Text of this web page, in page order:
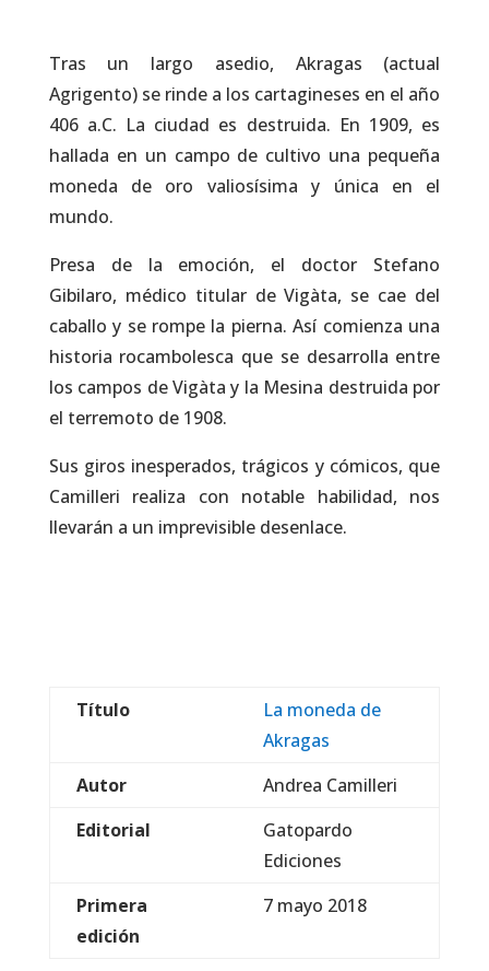
Tras un largo asedio, Akragas (actual
Agrigento) se rinde a los cartagineses en el año
406 a.C. La ciudad es destruida. En 1909, es
hallada en un campo de cultivo una pequeña
moneda de oro valiosísima y única en el
mundo.
Presa de la emoción, el doctor Stefano
Gibilaro, médico titular de Vigàta, se cae del
caballo y se rompe la pierna. Así comienza una
historia rocambolesca que se desarrolla entre
los campos de Vigàta y la Mesina destruida por
el terremoto de 1908.
Sus giros inesperados, trágicos y cómicos, que
Camilleri realiza con notable habilidad, nos
llevarán a un imprevisible desenlace.
Título
La moneda de
Akragas
Autor
Andrea Camilleri
Editorial
Gatopardo
Ediciones
Primera
edición
7 mayo 2018